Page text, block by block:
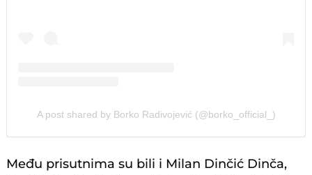
A post shared by Borko Radivojević (@borko_official_)
Među prisutnima su bili i Milan Dinčić Dinča,